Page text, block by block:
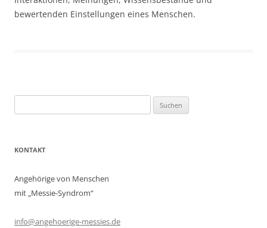
bewertenden Einstellungen eines Menschen.
nach:
KONTAKT
Angehörige von Menschen
mit „Messie-Syndrom“
info@angehoerige-messies.de